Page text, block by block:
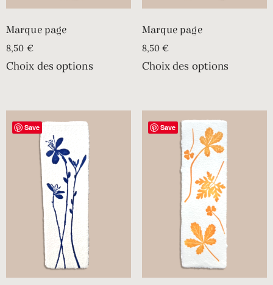
Marque page
8,50 €
Choix des options
Marque page
8,50€
Choix des options
Save Save